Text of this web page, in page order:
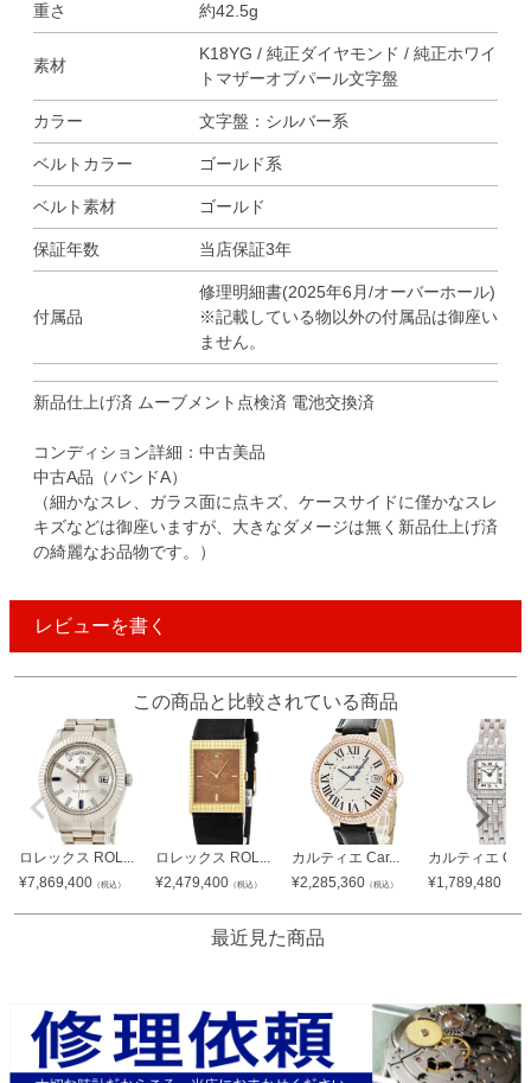
重さ 約42.5g
素材
K18YG / 純正ダイヤモンド / 純正ホワイ
トマザーオブパール文字盤
カラー 文字盤：シルバー系
ベルトカラー ゴールド系
ベルト素材 ゴールド
保証年数 当店保証3年
付属品
修理明細書(2025年6月/オーバーホール)
※記載している物以外の付属品は御座い
ません。
新品仕上げ済 ムーブメント点検済 電池交換済
コンディション詳細：中古美品
中古A品（バンドA）
（細かなスレ、ガラス面に点キズ、ケースサイドに僅かなスレ
キズなどは御座いますが、大きなダメージは無く新品仕上げ済
の綺麗なお品物です。）
レビューを書く
この商品と比較されている商品
ロレックス ROL...
¥7,869,400 （税込）
ロレックス ROL...
¥2,479,400 （税込）
カルティエ Car...
¥2,285,360 （税込）
カルティエ
¥1,789,480
最近見た商品